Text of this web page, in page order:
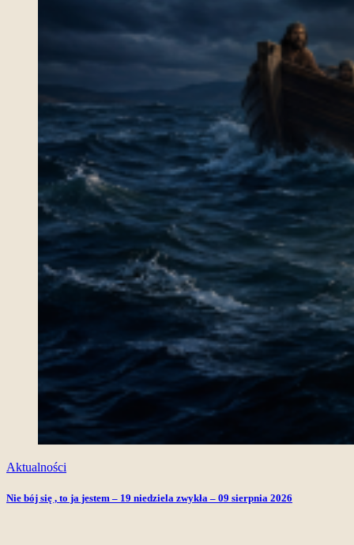
Aktualności
Nie bój się , to ja jestem – 19 niedziela zwykła – 09 sierpnia 2026